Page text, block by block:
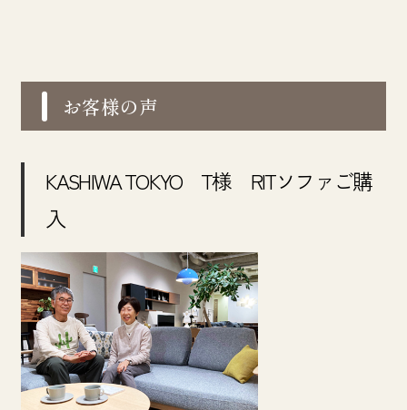
お客様の声
KASHIWA TOKYO T様 RITソファご購
入